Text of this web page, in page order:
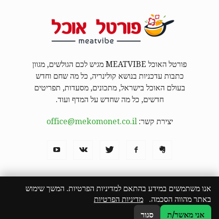
פורטל האוכל MEATVIBE מגיש לכם הגולשים, מגוון
כתבות עדכניות בנושא קולינריה, כל מה שחם וחדש
בעולם האוכל בישראל, מתכונים, מסעדות, תפריטים
חדשים, כל מה שחדש על המדף ועוד.
יצירת קשר:office@mekomonet.co.il
מחפשים כותבים פרסמו אצלנו פרסום תוכן שיווקי
אנו משתמשים במידע בהתאם למדיניות הפרטיות. המשך שימוש
באתר מהווה הסכמה. מדיניות הפרטיות
אני מאשר/ת
סגור